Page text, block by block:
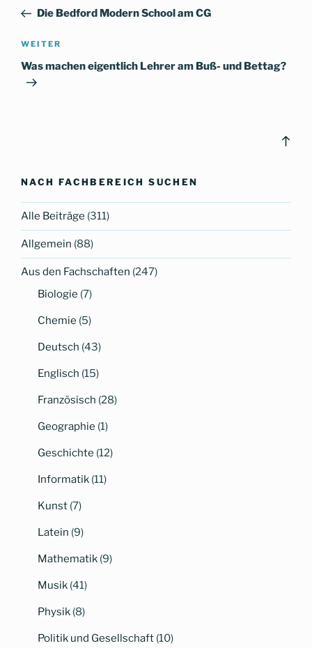
Beitrag
Die Bedford Modern School am CG
Nächster
Beitrag
WEITER
Was machen eigentlich Lehrer am Buß- und Bettag?
NACH FACHBEREICH SUCHEN
Alle Beiträge (311)
Allgemein (88)
Aus den Fachschaften (247)
Biologie (7)
Chemie (5)
Deutsch (43)
Englisch (15)
Französisch (28)
Geographie (1)
Geschichte (12)
Informatik (11)
Kunst (7)
Latein (9)
Mathematik (9)
Musik (41)
Physik (8)
Politik und Gesellschaft (10)